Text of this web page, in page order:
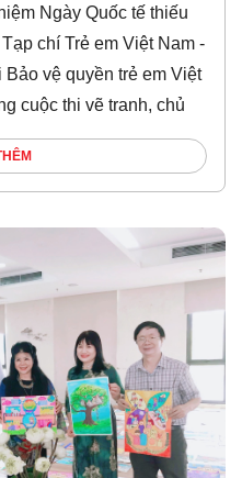
Ngày Quốc tế thiếu
chí Trẻ em Việt Nam -
vệ quyền trẻ em Việt
cuộc thi vẽ tranh, chủ